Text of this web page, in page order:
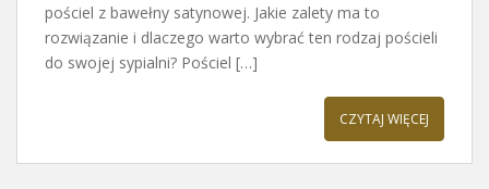
pościel z bawełny satynowej. Jakie zalety ma to
rozwiązanie i dlaczego warto wybrać ten rodzaj pościeli
do swojej sypialni? Pościel […]
CZYTAJ WIĘCEJ